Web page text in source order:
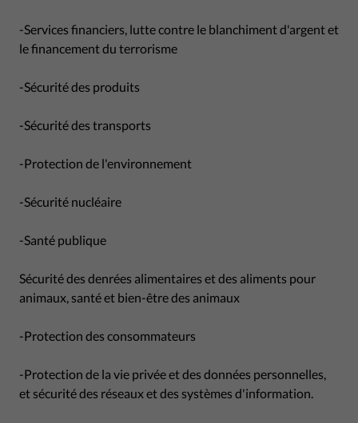
-Services financiers, lutte contre le blanchiment d'argent et
le financement du terrorisme
-Sécurité des produits
-Sécurité des transports
-Protection de l'environnement
-Sécurité nucléaire
-Santé publique
Sécurité des denrées alimentaires et des aliments pour
animaux, santé et bien-être des animaux
-Protection des consommateurs
-Protection de la vie privée et des données personnelles,
et sécurité des réseaux et des systèmes d'information.